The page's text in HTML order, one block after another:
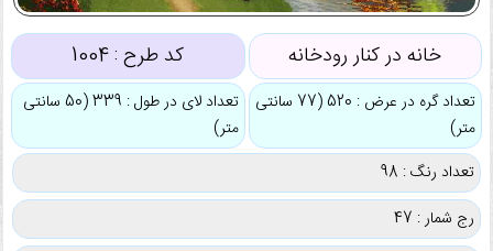
خانه در کنار رودخانه کد طرح :1004
تعداد گره در عرض : 520 (77 سانتی
متر)
تعداد لای در طول : 339 (50 سانتی
متر)
تعداد رنگ : 98
رج شمار : 47